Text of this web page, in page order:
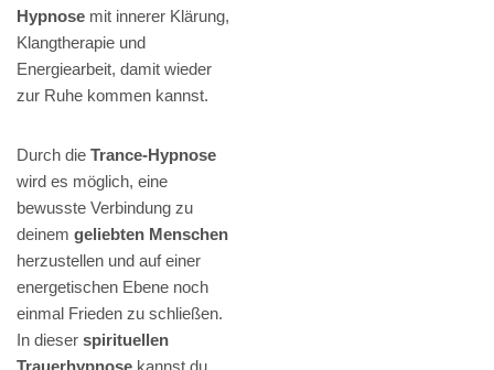
Hypnose mit innerer Klärung,
Klangtherapie und
Energiearbeit, damit wieder
zur Ruhe kommen kannst.
Durch die Trance-Hypnose
wird es möglich, eine
bewusste Verbindung zu
deinem geliebten Menschen
herzustellen und auf einer
energetischen Ebene noch
einmal Frieden zu schließen.
In dieser spirituellen
Trauerhypnose kannst du